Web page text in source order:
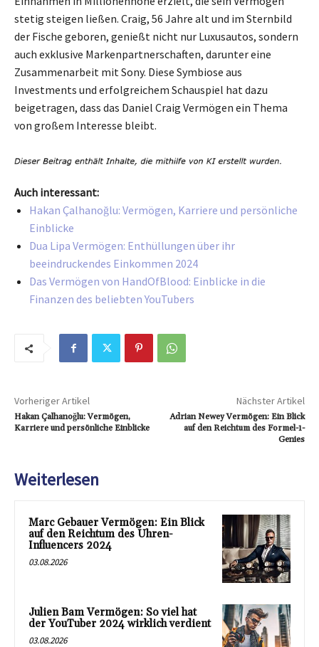
stetig steigen ließen. Craig, 56 Jahre alt und im Sternbild
der Fische geboren, genießt nicht nur Luxusautos, sondern
auch exklusive Markenpartnerschaften, darunter eine
Zusammenarbeit mit Sony. Diese Symbiose aus
Investments und erfolgreichem Schauspiel hat dazu
beigetragen, dass das Daniel Craig Vermögen ein Thema
von großem Interesse bleibt.
Auch interessant:
Hakan Çalhanoğlu: Vermögen, Karriere und persönliche
Einblicke
Dua Lipa Vermögen: Enthüllungen über ihr
beeindruckendes Einkommen 2024
Das Vermögen von HandOfBlood: Einblicke in die
Finanzen des beliebten YouTubers
Vorheriger Artikel
Hakan Çalhanoğlu: Vermögen,
Karriere und persönliche Einblicke
Nächster Artikel
Adrian Newey Vermögen: Ein Blick
auf den Reichtum des Formel-1-
Genies
Weiterlesen
Marc Gebauer Vermögen: Ein Blick
auf den Reichtum des Uhren-
Influencers 2024
03.08.2026
Julien Bam Vermögen: So viel hat
der YouTuber 2024 wirklich verdient
03.08.2026